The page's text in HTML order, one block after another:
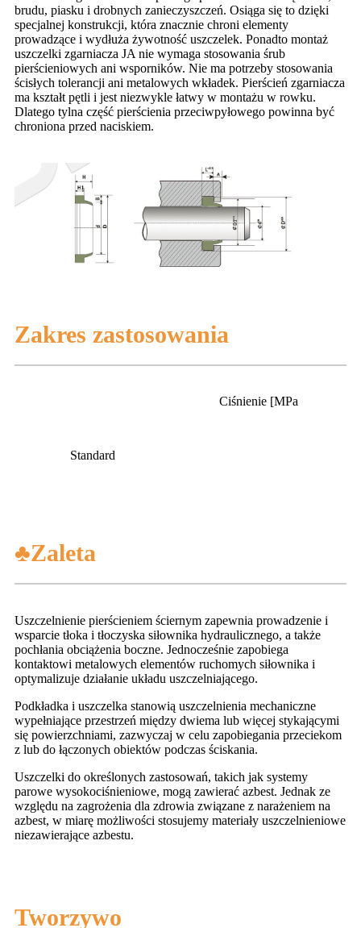
brudu, piasku i drobnych zanieczyszczeń. Osiąga się to dzięki
specjalnej konstrukcji, która znacznie chroni elementy
prowadzące i wydłuża żywotność uszczelek. Ponadto montaż
uszczelki zgarniacza JA nie wymaga stosowania śrub
pierścieniowych ani wsporników. Nie ma potrzeby stosowania
ścisłych tolerancji ani metalowych wkładek. Pierścień zgarniacza
ma kształt pętli i jest niezwykle łatwy w montażu w rowku.
Dlatego tylna część pierścienia przeciwpyłowego powinna być
chroniona przed naciskiem.
Zakres zastosowania
Ciśnienie [MPa
Standard
♣Zaleta
Uszczelnienie pierścieniem ściernym zapewnia prowadzenie i
wsparcie tłoka i tłoczyska siłownika hydraulicznego, a także
pochłania obciążenia boczne. Jednocześnie zapobiega
kontaktowi metalowych elementów ruchomych siłownika i
optymalizuje działanie układu uszczelniającego.
Podkładka i uszczelka stanowią uszczelnienia mechaniczne
wypełniające przestrzeń między dwiema lub więcej stykającymi
się powierzchniami, zazwyczaj w celu zapobiegania przeciekom
z lub do łączonych obiektów podczas ściskania.
Uszczelki do określonych zastosowań, takich jak systemy
parowe wysokociśnieniowe, mogą zawierać azbest. Jednak ze
względu na zagrożenia dla zdrowia związane z narażeniem na
azbest, w miarę możliwości stosujemy materiały uszczelnieniowe
niezawierające azbestu.
Tworzywo